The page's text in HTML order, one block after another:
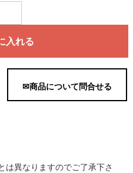
入れる
✉商品について問合せる
は異なりますのでご了承下さ